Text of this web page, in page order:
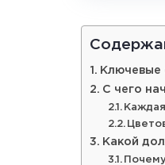
Ключевые
С чего
Какой